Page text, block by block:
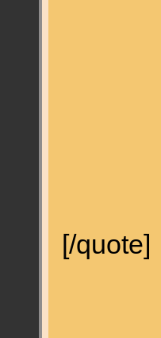
[/quote]